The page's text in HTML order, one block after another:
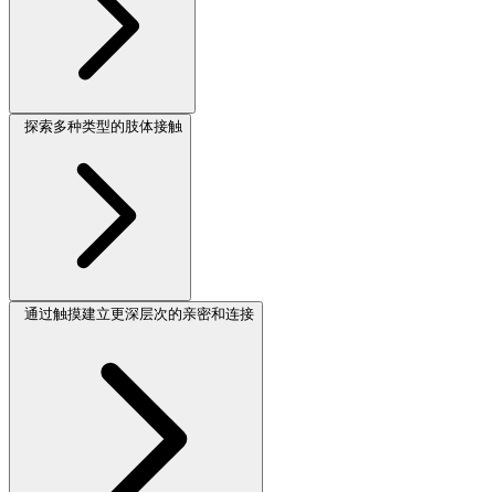
探索多种类型的肢体接触
通过触摸建立更深层次的亲密和连接